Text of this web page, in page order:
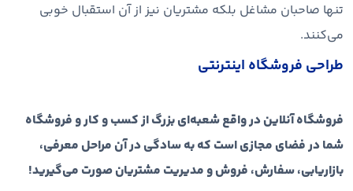
تنها صاحبان مشاغل بلکه مشتریان نیز از آن استقبال خوبی
می‌کنند.
طراحی فروشگاه اینترنتی
فروشگاه آنلاین در واقع شعبه‌ای بزرگ از کسب و کار و فروشگاه
شما در فضای مجازی است که به سادگی در آن مراحل معرفی،
بازاریابی، سفارش، فروش و مدیریت مشتریان صورت می‌گیرید!